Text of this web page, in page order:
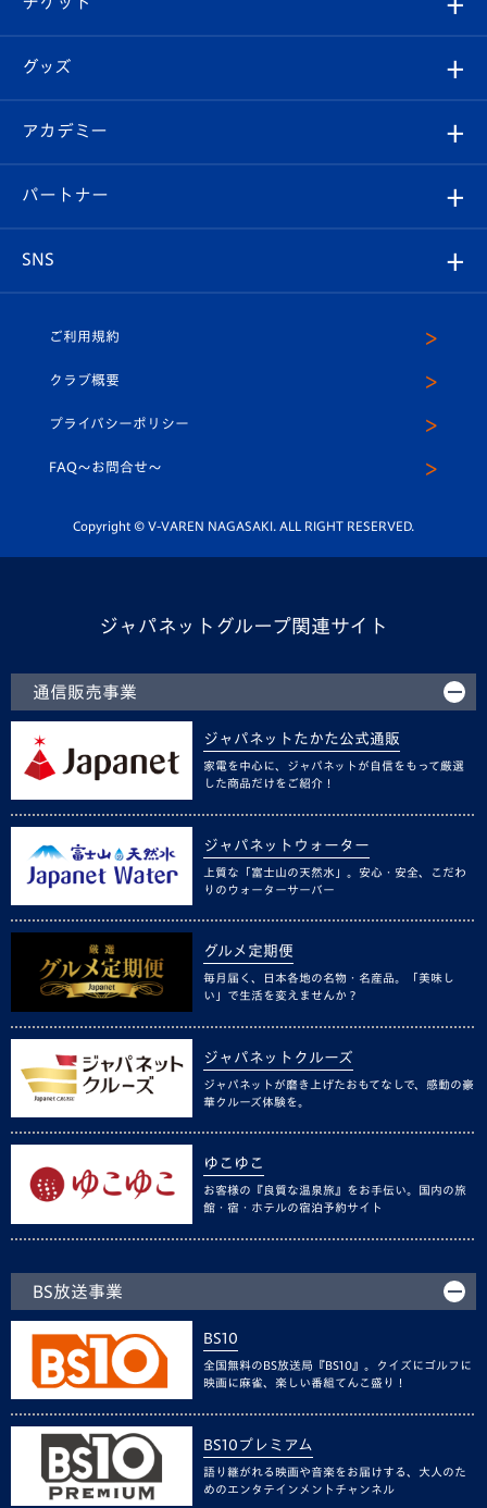
チケット
イベント
メディア
ホームタウン
エンブレム紹介
スタッフプロフィール
マスコット紹介
平和祈念活動
ホームタウン活動
はじめての観戦ガイド
Revive Team
ヴィヴィくんの長崎おもてなしガイド
フォトギャラリー
スタジアムグルメ
チケット
V-LOVERS（ファンクラブ）
プレイヤーズスイート
グッズ
オンラインショップ
店舗情報
アカデミー
育成からのお知らせ
U-18
スクール
パートナー
SNS
ヴィヴィくんインスタグラム
公式LINE＠
ご利用規約
クラブ概要
プライバシーポリシー
FAQ〜お問合せ〜
Copyright © V-VAREN NAGASAKI. ALL RIGHT RESERVED.
ジャパネットグループ関連サイト
通信販売事業
ジャパネットたかた公式通販
家電を中心に、ジャパネットが自信をもって厳選
した商品だけをご紹介！
ジャパネットウォーター
上質な「富士山の天然水」。安心・安全、こだわ
りのウォーターサーバー
グルメ定期便
毎月届く、日本各地の名物・名産品。「美味し
い」で生活を変えませんか？
ジャパネットクルーズ
ジャパネットが磨き上げたおもてなしで、感動の豪
華クルーズ体験を。
ゆこゆこ
お客様の『良質な温泉旅』をお手伝い。国内の旅
館・宿・ホテルの宿泊予約サイト
BS放送事業
BS10
全国無料のBS放送局『BS10』。クイズにゴルフに
映画に麻雀、楽しい番組てんこ盛り！
BS10プレミアム
語り継がれる映画や音楽をお届けする、大人のた
めのエンタテインメントチャンネル